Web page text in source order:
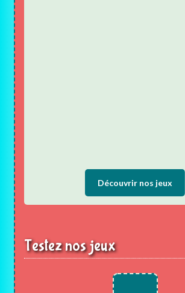
Découvrir nos jeux
Testez nos jeux